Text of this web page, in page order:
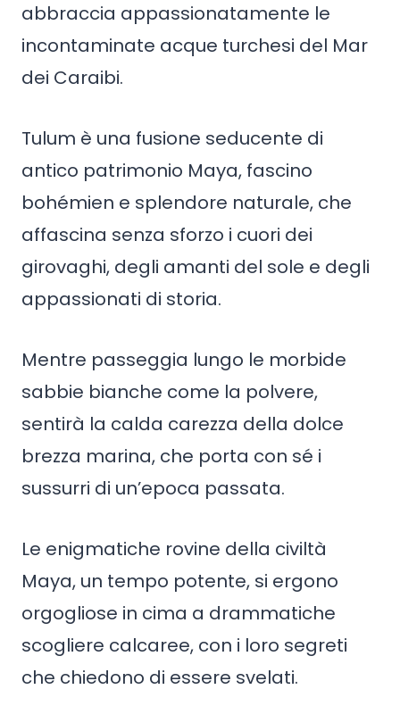
abbraccia appassionatamente le
incontaminate acque turchesi del Mar
dei Caraibi.
Tulum è una fusione seducente di
antico patrimonio Maya, fascino
bohémien e splendore naturale, che
affascina senza sforzo i cuori dei
girovaghi, degli amanti del sole e degli
appassionati di storia.
Mentre passeggia lungo le morbide
sabbie bianche come la polvere,
sentirà la calda carezza della dolce
brezza marina, che porta con sé i
sussurri di un’epoca passata.
Le enigmatiche rovine della civiltà
Maya, un tempo potente, si ergono
orgogliose in cima a drammatiche
scogliere calcaree, con i loro segreti
che chiedono di essere svelati.